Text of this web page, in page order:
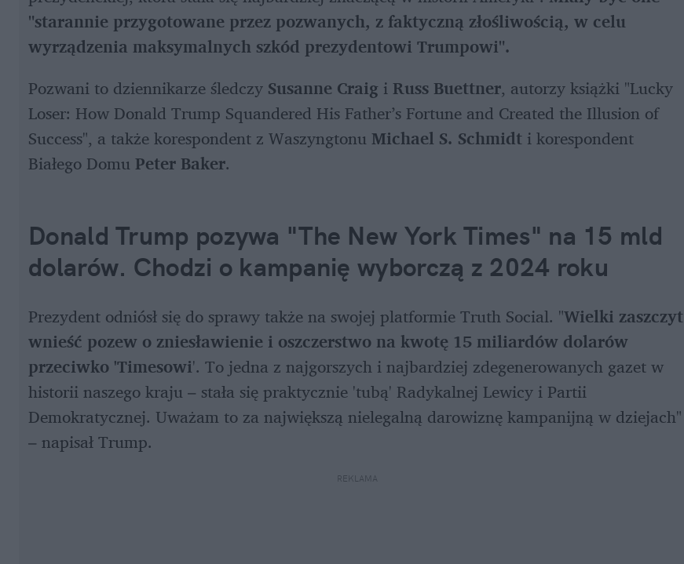
"starannie przygotowane przez pozwanych, z faktyczną złośliwością, w celu
wyrządzenia maksymalnych szkód prezydentowi Trumpowi".
Pozwani to dziennikarze śledczy Susanne Craig i Russ Buettner, autorzy książki "Lucky
Loser: How Donald Trump Squandered His Father’s Fortune and Created the Illusion of
Success", a także korespondent z Waszyngtonu Michael S. Schmidt i korespondent
Białego Domu Peter Baker.
Donald Trump pozywa "The New York Times" na 15 mld
dolarów. Chodzi o kampanię wyborczą z 2024 roku
Prezydent odniósł się do sprawy także na swojej platformie Truth Social. "Wielki zaszczyt
wnieść pozew o zniesławienie i oszczerstwo na kwotę 15 miliardów dolarów
przeciwko 'Timesowi'. To jedna z najgorszych i najbardziej zdegenerowanych gazet w
historii naszego kraju – stała się praktycznie 'tubą' Radykalnej Lewicy i Partii
Demokratycznej. Uważam to za największą nielegalną darowiznę kampanijną w dziejach"
– napisał Trump.
REKLAMA